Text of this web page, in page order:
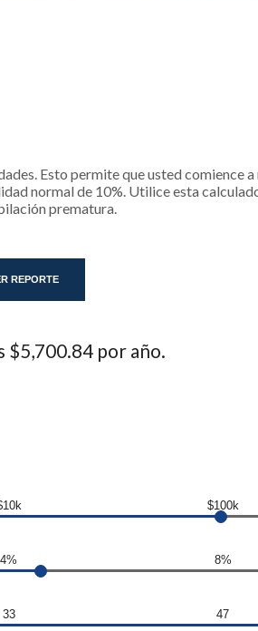
Esto permite que usted comience
normal de 10%. Utilice esta
prematura.
$5,700.84 por año.
$100k
4% 8%
33 47